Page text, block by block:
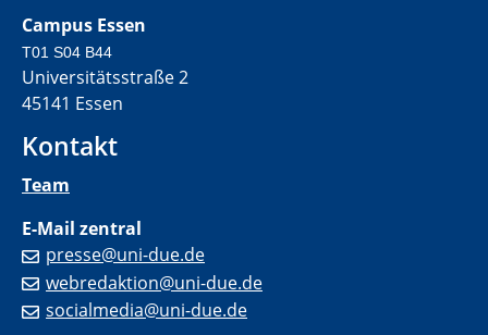
Campus Essen
T01 S04 B44
Universitätsstraße 2
45141 Essen
Kontakt
Team
E-Mail zentral
presse@uni-due.de
webredaktion@uni-due.de
socialmedia@uni-due.de